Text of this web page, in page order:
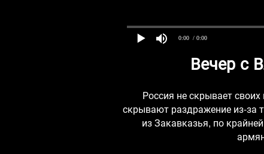
0:00 / 0:00
Вечер с
Россия не скрывает
скрывают раздражение из-за
из Закавказья, по